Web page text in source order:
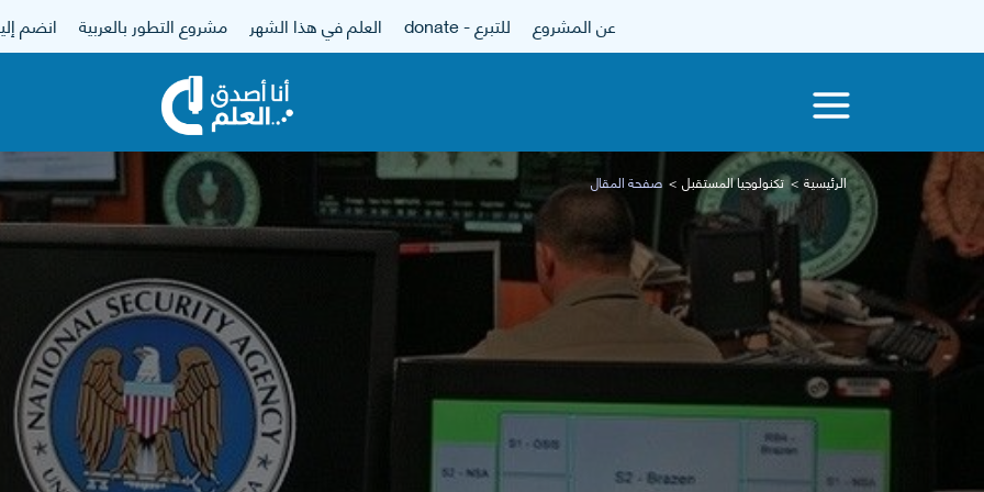
عن المشروع للتبرع - donate العلم في هذا الشهر مشروع التطور بالعربية انضم
الرئيسية تكنولوجيا المستقبل صفحة المقال